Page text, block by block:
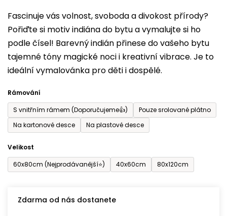
Fascinuje vás volnost, svoboda a divokost přírody?
Pořiďte si motiv indiána do bytu a vymalujte si ho
podle čísel! Barevný indián přinese do vašeho bytu
tajemné tóny magické noci i kreativní vibrace. Je to
ideální vymalovánka pro děti i dospělé.
Rámování
S vnitřním rámem (Doporučujeme👍)
Pouze srolované plátno
Na kartonové desce
Na plastové desce
Velikost
60x80cm (Nejprodávanější⭐)
40x60cm 80x120cm
Zdarma od nás dostanete
produktu
je
0,0
z
5